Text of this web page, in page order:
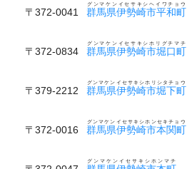
〒372-0041 群馬県伊勢崎市平和町
グンマケンイセサキシヘイワチョウ
〒372-0834 群馬県伊勢崎市堀口町
グンマケンイセサキシホリグチマチ
〒379-2212 群馬県伊勢崎市堀下町
グンマケンイセサキシホリシタチョウ
〒372-0016 群馬県伊勢崎市本関町
グンマケンイセサキシホンセキチョウ
グンマケンイセサキシホンマチ